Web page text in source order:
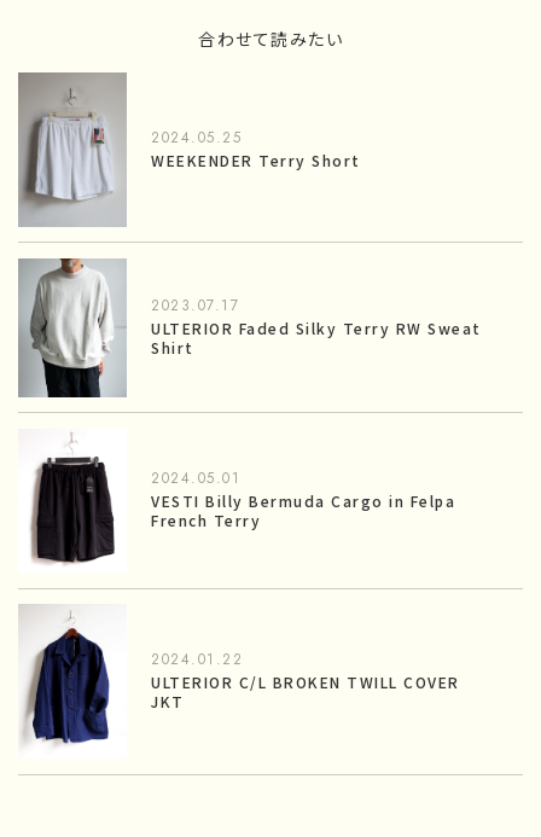
合わせて読みたい
2024.05.25
WEEKENDER Terry Short
2023.07.17
ULTERIOR Faded Silky Terry RW Sweat
Shirt
2024.05.01
VESTI Billy Bermuda Cargo in Felpa
French Terry
2024.01.22
ULTERIOR C/L BROKEN TWILL COVER
JKT